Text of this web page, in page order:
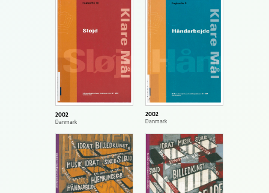
2002
Danmark
2002
Danmark